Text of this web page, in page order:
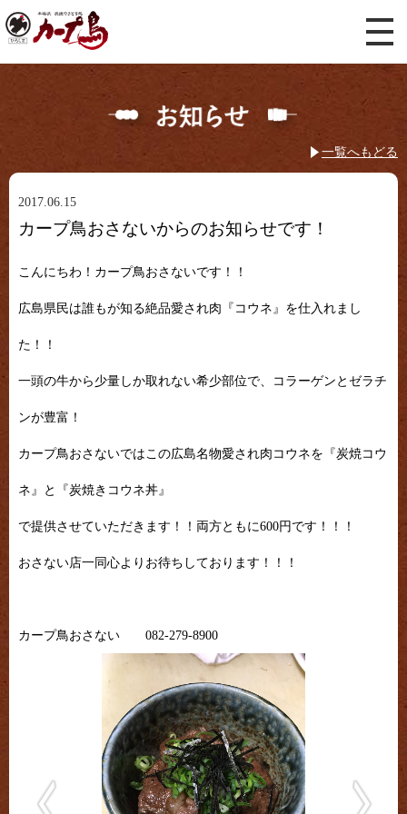
一覧へもどる
2017.06.15
カープ鳥おさないからのお知らせです！
こんにちわ！カープ鳥おさないです！！
広島県民は誰もが知る絶品愛され肉『コウネ』を仕入れまし
た！！
一頭の牛から少量しか取れない希少部位で、コラーゲンとゼラチ
ンが豊富！
カープ鳥おさないではこの広島名物愛され肉コウネを『炭焼コウ
ネ』と『炭焼きコウネ丼』
で提供させていただきます！！両方ともに600円です！！！
おさない店一同心よりお待ちしております！！！
カープ鳥おさない 082-279-8900